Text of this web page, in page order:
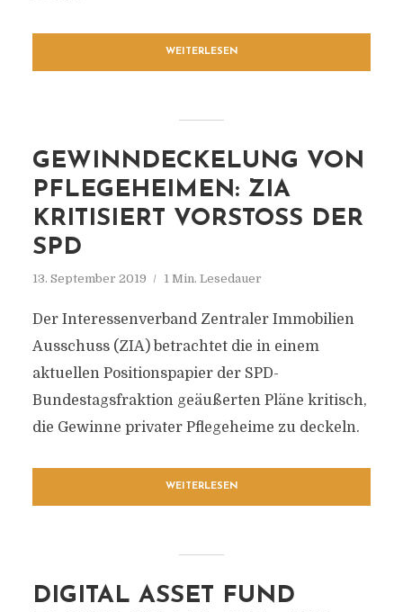
WEITERLESEN
GEWINNDECKELUNG VON
PFLEGEHEIMEN: ZIA
KRITISIERT VORSTOSS DER S
PD
13. September 2019 1 Min. Lesedauer
Der Interessenverband Zentraler Immobilien
Ausschuss (ZIA) betrachtet die in einem
aktuellen Positionspapier der SPD-
Bundestagsfraktion geäußerten Pläne kritisch,
die Gewinne privater Pflegeheime zu deckeln.
WEITERLESEN
DIGITAL ASSET FUND